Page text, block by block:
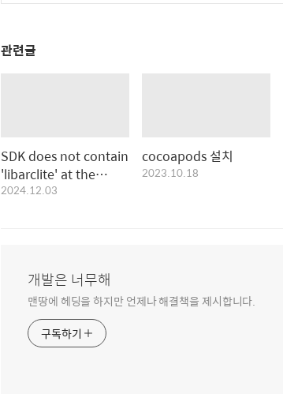
관련글
SDK does not contain
'libarclite' at the
path...
2024.12.03
cocoapods 설치
2023.10.18
개발은 너무해
맨땅에 헤딩을 하지만 언제나 해결책을 제시합니다.
구독하기